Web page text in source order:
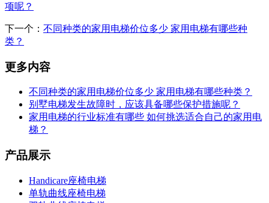
项呢？
下一个： 不同种类的家用电梯价位多少 家用电梯有哪些种
类？
更多内容
不同种类的家用电梯价位多少 家用电梯有哪些种类？
别墅电梯发生故障时，应该具备哪些保护措施呢？
家用电梯的行业标准有哪些 如何挑选适合自己的家用电
梯？
产品展示
Handicare座椅电梯
单轨曲线座椅电梯